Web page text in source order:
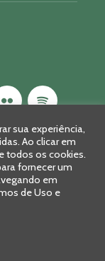
450, 14º
sua experiência,
Ao clicar em
todos os cookies.
fornecer um
em
de Uso e